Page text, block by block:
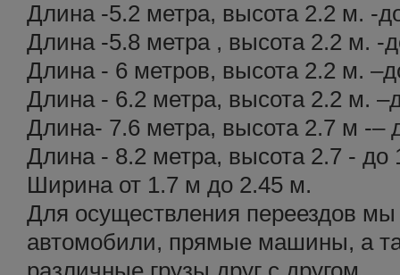
Длина -5.2 метра, высота 2.2 м. -
Длина -5.8 метра , высота 2.2 м. -
Длина - 6 метров, высота 2.2 м.
Длина - 6.2 метра, высота 2.2 м.
Длина- 7.6 метра, высота 2.7 м -–
Длина - 8.2 метра, высота 2.7 - до
Ширина от 1.7 м до 2.45 м.
Для осуществления переездов
автомобили, прямые машины, а